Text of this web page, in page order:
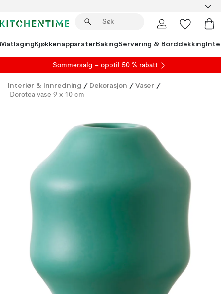
MatlagingKjøkkenapparaterBakingServering & Borddekking
Sommersalg – opptil 50 % rabatt
Interiør & Innredning / Dekorasjon / Vaser /
Dorotea vase 9 x 10 cm